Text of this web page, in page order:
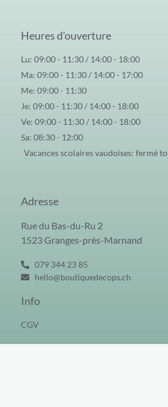
Heures d'ouverture
Lu: 09:00 - 11:30 / 14:00 - 18:00
Ma: 09:00 - 11:30 / 14:00 - 17:00
Me: 09:00 - 11:30
Je: 09:00 - 11:30 / 14:00 - 18:00
Ve: 09:00 - 11:30 / 14:00 - 18:00
Sa: 08:30 - 12:00
Vacances scolaires vaudoises: fermé
Adresse
Rue du Bas-du-Ru 2
1523 Granges-près-Marnand
079 344 23 85
hello@boutiquedecops.ch
Info
CGV